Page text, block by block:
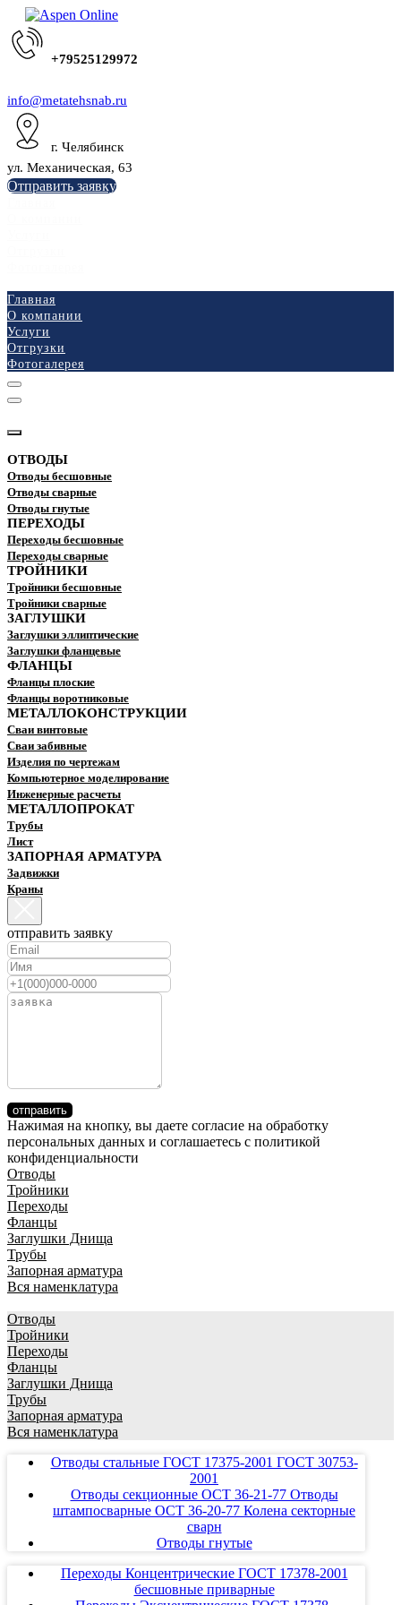
+79525129972
info@metatehsnab.ru
г. Челябинск
ул. Механическая, 63
Отправить заявку
Главная
О компании
Услуги
Отгрузки
Фотогалерея
ОТВОДЫ
Отводы бесшовные
Отводы сварные
Отводы гнутые
ПЕРЕХОДЫ
Переходы бесшовные
Переходы сварные
ТРОЙНИКИ
Тройники бесшовные
Тройники сварные
ЗАГЛУШКИ
Заглушки эллиптические
Заглушки фланцевые
ФЛАНЦЫ
Фланцы плоские
Фланцы воротниковые
МЕТАЛЛОКОНСТРУКЦИИ
Сваи винтовые
Сваи забивные
Изделия по чертежам
Компьютерное моделирование
Инженерные расчеты
МЕТАЛЛОПРОКАТ
Трубы
Лист
ЗАПОРНАЯ АРМАТУРА
Задвижки
Краны
отправить заявку
отправить
Нажимая на кнопку, вы даете согласие на обработку
персональных данных и соглашаетесь c политикой
конфиденциальности
Отводы
Тройники
Переходы
Фланцы
Заглушки Днища
Трубы
Запорная арматура
Вся наменклатура
Отводы
Тройники
Переходы
Фланцы
Заглушки Днища
Трубы
Запорная арматура
Вся наменклатура
Отводы стальные ГОСТ 17375-2001 ГОСТ 30753-
2001
Отводы секционные ОСТ 36-21-77 Отводы
штампосварные ОСТ 36-20-77 Колена секторные
сварн
Отводы гнутые
Переходы Концентрические ГОСТ 17378-2001
бесшовные приварные